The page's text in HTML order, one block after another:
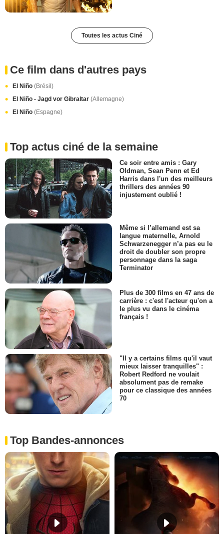
Toutes les actus Ciné
Ce film dans d'autres pays
El Niño (Brésil)
El Niño - Jagd vor Gibraltar (Allemagne)
El Niño (Espagne)
Top actus ciné de la semaine
Ce soir entre amis : Gary
Oldman, Sean Penn et Ed
Harris dans l'un des meilleurs
thrillers des années 90
injustement oublié !
Même si l’allemand est sa
langue maternelle, Arnold
Schwarzenegger n’a pas eu le
droit de doubler son propre
personnage dans la saga
Terminator
Plus de 300 films en 47 ans de
carrière : c'est l'acteur qu'on a
le plus vu dans le cinéma
français !
"Il y a certains films qu'il vaut
mieux laisser tranquilles" :
Robert Redford ne voulait
absolument pas de remake
pour ce classique des années
70
Top Bandes-annonces